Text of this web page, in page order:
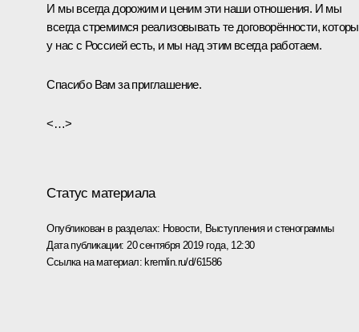
И мы всегда дорожим и ценим эти наши отношения. И мы
всегда стремимся реализовывать те договорённости,
у нас с Россией есть, и мы над этим всегда работаем.
Спасибо Вам за приглашение.
<…>
Статус материала
Опубликован в разделах: Новости, Выступления и стенограммы
Дата публикации: 20 сентября 2019 года, 12:30
Ссылка на материал: kremlin.ru/d/61586